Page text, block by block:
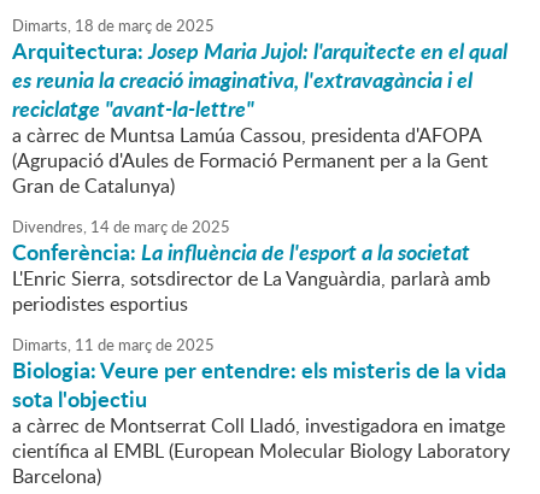
Dimarts, 18 de marçde2025
Arquitectura:Josep Maria Jujol: l'arquitecte en el qual
es reunia la creació imaginativa, l'extravagància i el
reciclatge "avant-la-lettre"
a càrrec de Muntsa Lamúa Cassou, presidenta d'AFOPA
(Agrupació d'Aules de Formació Permanent per a la Gent
Gran de Catalunya)
Divendres, 14de marçde2025
Conferència:La influència de l'esport a la societat
L'Enric Sierra, sotsdirector de La Vanguàrdia, parlarà amb
periodistes esportius
Dimarts, 11 de marçde2025
Biologia: Veure per entendre: els misteris de la vida
sota l'objectiu
a càrrec de Montserrat Coll Lladó, investigadora en imatge
científica al EMBL (European Molecular Biology Laboratory
Barcelona)